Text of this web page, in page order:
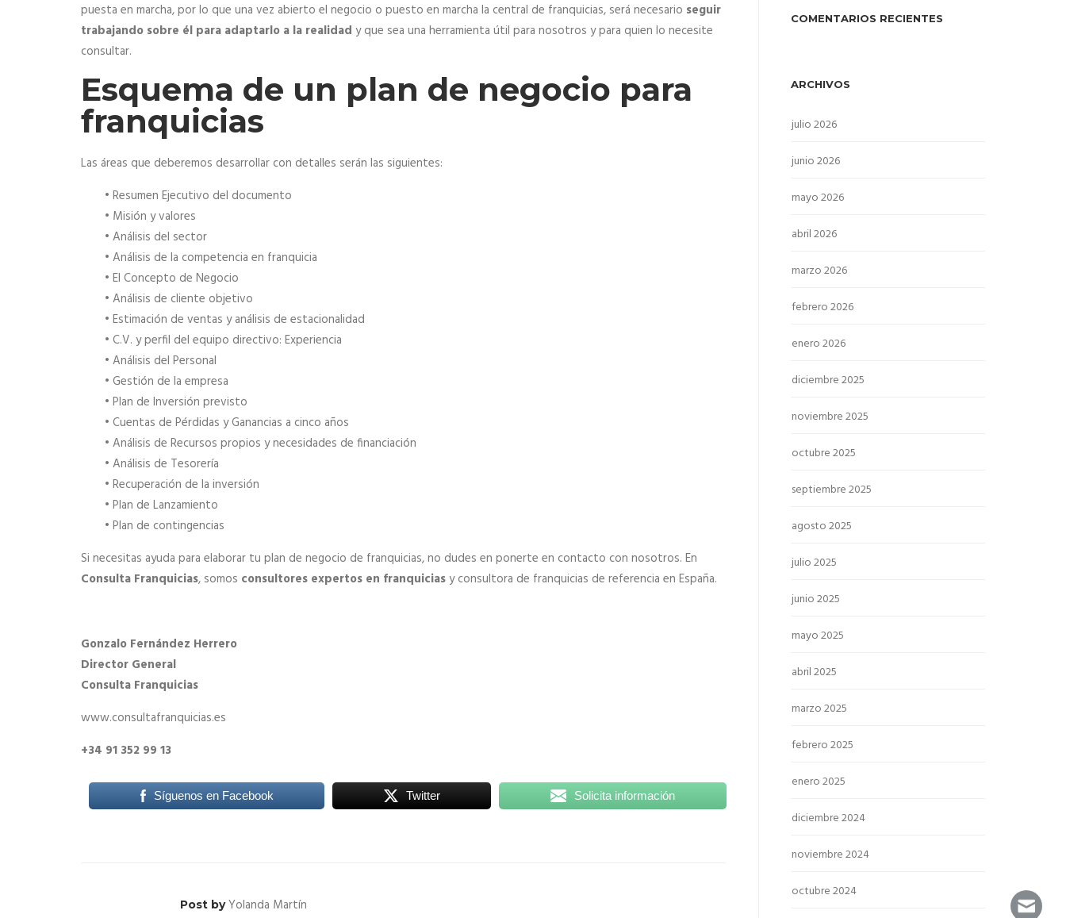
puesta en marcha, por lo que una vez abierto el negocio o puesto en marcha la central de franquicias, será necesario seguir
trabajando sobre él para adaptarlo a la realidad y que sea una herramienta útil para nosotros y para quien lo necesite
consultar.
Esquema de un plan de negocio para
franquicias
Las áreas que deberemos desarrollar con detalles serán las siguientes:
• Resumen Ejecutivo del documento
• Misión y valores
• Análisis del sector
• Análisis de la competencia en franquicia
• El Concepto de Negocio
• Análisis de cliente objetivo
• Estimación de ventas y análisis de estacionalidad
• C.V. y perfil del equipo directivo: Experiencia
• Análisis del Personal
• Gestión de la empresa
• Plan de Inversión previsto
• Cuentas de Pérdidas y Ganancias a cinco años
• Análisis de Recursos propios y necesidades de financiación
• Análisis de Tesorería
• Recuperación de la inversión
• Plan de Lanzamiento
• Plan de contingencias
Si necesitas ayuda para elaborar tu plan de negocio de franquicias, no dudes en ponerte en contacto con nosotros. En
Consulta Franquicias, somos consultores expertos en franquiciasy consultora de franquicias de referencia en España.
Gonzalo Fernández Herrero
Director General
Consulta Franquicias
www.consultafranquicias.es
+34 91 352 99 13
Síguenos en Facebook Twitter Solicita información
Post byYolanda Martín
COMENTARIOS RECIENTES
ARCHIVOS
julio 2026
junio 2026
mayo 2026
abril 2026
marzo 2026
febrero 2026
enero 2026
diciembre 2025
noviembre 2025
octubre 2025
septiembre 2025
agosto 2025
julio 2025
junio 2025
mayo 2025
abril 2025
marzo 2025
febrero 2025
enero 2025
diciembre 2024
noviembre 2024
octubre 2024